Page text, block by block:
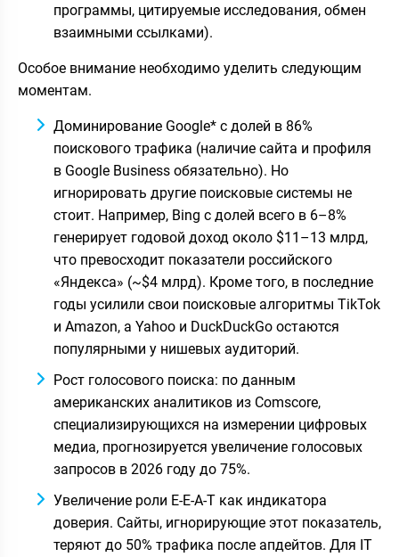
программы, цитируемые исследования, обмен
взаимными ссылками).
Особое внимание необходимо уделить следующим
моментам.
Доминирование Google* с долей в 86%
поискового трафика (наличие сайта и профиля
в Google Business обязательно). Но
игнорировать другие поисковые системы не
стоит. Например, Bing с долей всего в 6–8%
генерирует годовой доход около $11–13 млрд,
что превосходит показатели российского
«Яндекса» (~$4 млрд). Кроме того, в последние
годы усилили свои поисковые алгоритмы TikTok
и Amazon, а Yahoo и DuckDuckGo остаются
популярными у нишевых аудиторий.
Рост голосового поиска: по данным
американских аналитиков из Comscore,
специализирующихся на измерении цифровых
медиа, прогнозируется увеличение голосовых
запросов в 2026 году до 75%.
Увеличение роли E-E-A-T как индикатора
доверия. Сайты, игнорирующие этот показатель,
теряют до 50% трафика после апдейтов. Для IT